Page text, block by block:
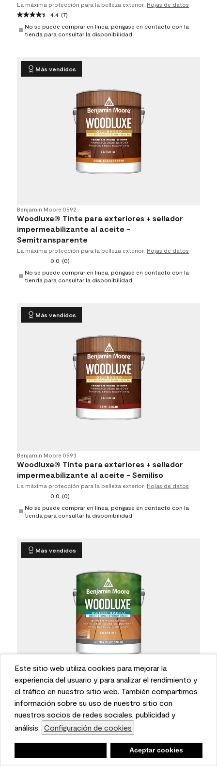
This website uses cookies to enhance user experience
and to analyze performance and traffic on our website.
We also share information about your use of our site
with our social media, advertising, and analytics
partners. Cookie Settings
Accept Cookies
Este sitio web utiliza cookies para mejorar la
experiencia del usuario y para analizar el rendimiento y
el tráfico en nuestro sitio web. También compartimos
información sobre su uso de nuestro sitio con
nuestros socios de redes sociales, publicidad y
análisis. Configuración de cookies
Aceptar cookies
La máxima protección para la belleza exterior. Hojas de datos
4.4 (7)
No se puede comprar en línea, póngase en contacto con la
tienda para consultar la disponibilidad
Más vendidos
Benjamin Moore•0592
Woodluxe® Tinte para exteriores + sellador
impermeabilizante al aceite -
Semitransparente​​​​​​​
La máxima protección para la belleza exterior. Hojas de datos
0.0 (0)
No se puede comprar en línea, póngase en contacto con la
tienda para consultar la disponibilidad
Más vendidos
Benjamin Moore•0593
Woodluxe® Tinte para exteriores + sellador
impermeabilizante al aceite - Semiliso​​​​​​​
La máxima protección para la belleza exterior. Hojas de datos
0.0 (0)
No se puede comprar en línea, póngase en contacto con la
tienda para consultar la disponibilidad
Más vendidos
Benjamin Moore•0695
Woodluxe® Tinte para terrazas y
revestimientos exteriores al agua - Ultraliso sin
brillo
La máxima protección para la belleza exterior.
5.0 (2)
No se puede comprar en línea, póngase en contacto con la